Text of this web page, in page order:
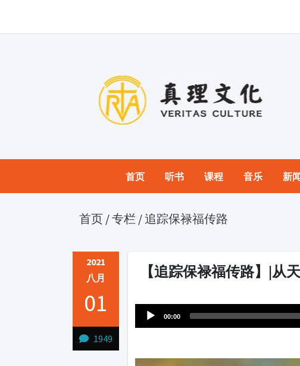
首页 听书 课程 音乐 新
首页 /专栏 /追踪保禄福传路
2021
八月
01
1949
【追踪保禄福传路】|从
Player
00:00